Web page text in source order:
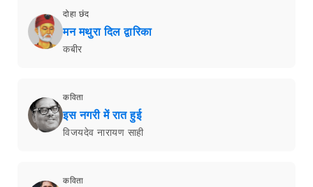
दोहा छंद
मन मथुरा दिल द्वारिका
कबीर
कविता
इस नगरी में रात हुई
विजयदेव नारायण साही
कविता